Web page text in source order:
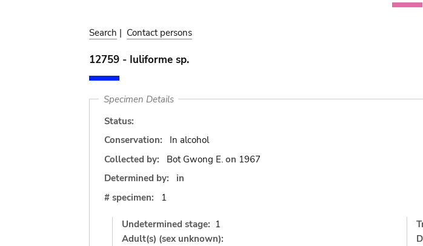
Search | Contact persons
12759 - Iuliforme sp.
Specimen Details
Status:
Conservation:
In alcohol
Collected by:
Bot Gwong E. on 1967
Determined by:
in
# specimen:
1
Undetermined stage: 1
Adult(s) (sex unknown):